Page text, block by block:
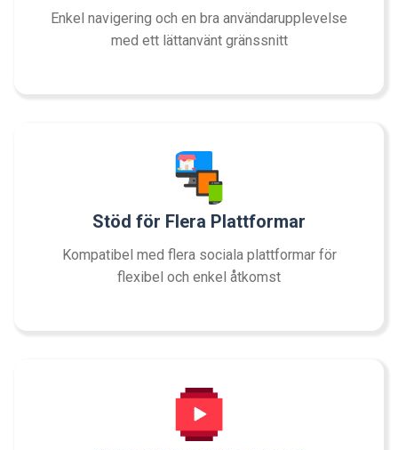
Enkel navigering och en bra användarupplevelse
med ett lättanvänt gränssnitt
Stöd för Flera Plattformar
Kompatibel med flera sociala plattformar för
flexibel och enkel åtkomst